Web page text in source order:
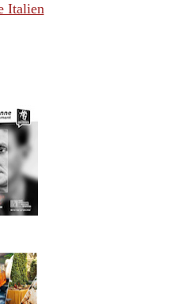
Italien